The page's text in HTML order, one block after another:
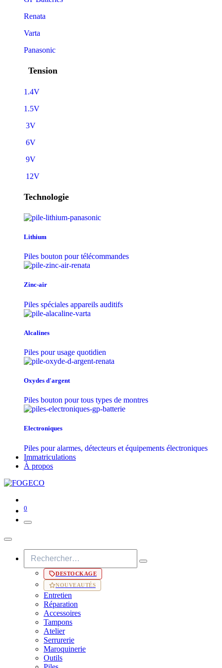
Renata
Varta
Panasonic
Tension
1.4V
1.5V
3V
6V
9V
12V
Technologie
Lithium
Piles bouton pour télécommandes
Zinc-air
Piles spéciales appareils auditifs
Alcalines
Piles pour usage quotidien
Oxydes d'argent
Piles bouton pour tous types de montres
Electroniques
Piles pour alarmes, détecteurs et équipements électroniques
Immatriculations
À propos
0
DESTOCKAGE
NOUVEAUTÉS
Entretien
Réparation
Accessoires
Tampons
Atelier
Serrurerie
Maroquinerie
Outils